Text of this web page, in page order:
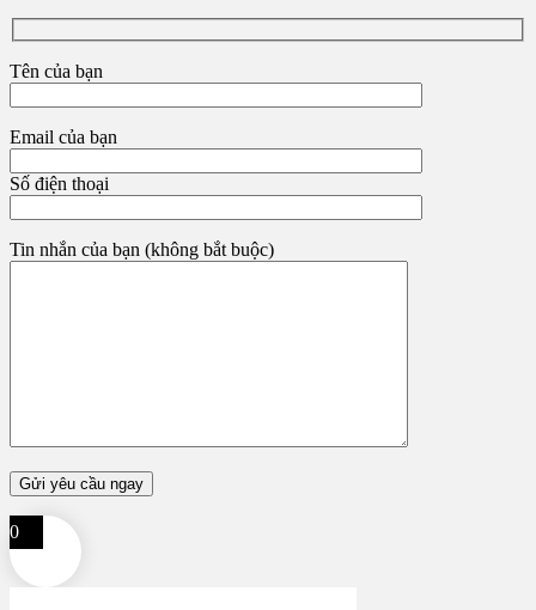
Tên của bạn
Email của bạn
Số điện thoại
Tin nhắn của bạn (không bắt buộc)
0